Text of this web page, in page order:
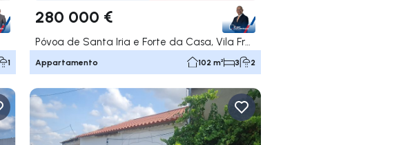
1
280 000 €
Póvoa de Santa Iria e Forte da Casa, Vila Franca de Xira
Appartamento 102 m² 3 2